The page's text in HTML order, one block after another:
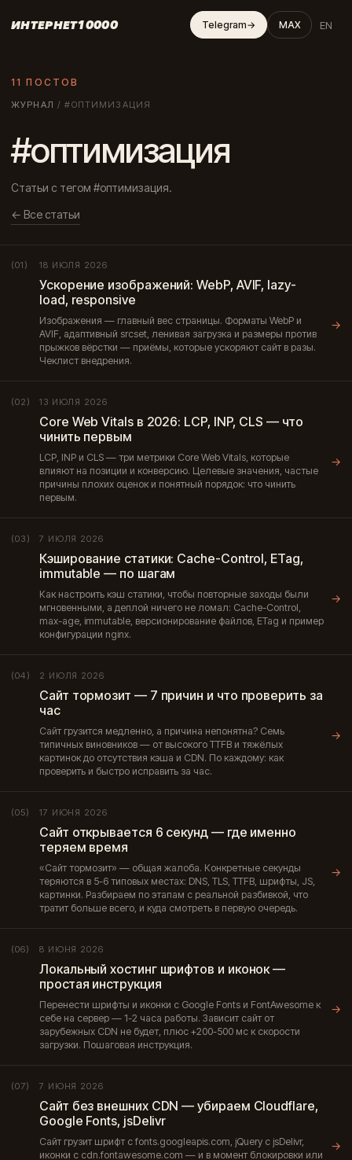
ИНТЕРНЕТ10000 Telegram→ MAX EN
11 ПОСТОВ
ЖУРНАЛ /#ОПТИМИЗАЦИЯ
#оптимизация
Статьи с тегом #оптимизация.
← Все статьи
(01) 18 ИЮЛЯ 2026
Ускорение изображений: WebP, AVIF, lazy-
load, responsive
Изображения — главный вес страницы. Форматы WebP и
AVIF, адаптивный srcset, ленивая загрузка и размеры против
прыжков вёрстки — приёмы, которые ускоряют сайт в разы.
Чеклист внедрения.
→
(02) 13 ИЮЛЯ 2026
Core Web Vitals в 2026: LCP, INP, CLS — что
чинить первым
LCP, INP и CLS — три метрики Core Web Vitals, которые
влияют на позиции и конверсию. Целевые значения, частые
причины плохих оценок и понятный порядок: что чинить
первым.
→
(03) 7 ИЮЛЯ 2026
Кэширование статики: Cache-Control, ETag,
immutable — по шагам
Как настроить кэш статики, чтобы повторные заходы были
мгновенными, а деплой ничего не ломал: Cache-Control,
max-age, immutable, версионирование файлов, ETag и пример
конфигурации nginx.
→
(04) 2 ИЮЛЯ 2026
Сайт тормозит — 7 причин и что проверить за
час
Сайт грузится медленно, а причина непонятна? Семь
типичных виновников — от высокого TTFB и тяжёлых
картинок до отсутствия кэша и CDN. По каждому: как
проверить и быстро исправить за час.
→
(05) 17 ИЮНЯ 2026
Сайт открывается 6 секунд — где именно
теряем время
«Сайт тормозит» — общая жалоба. Конкретные секунды
теряются в 5-6 типовых местах: DNS, TLS, TTFB, шрифты, JS,
картинки. Разбираем по этапам с реальной разбивкой, что
тратит больше всего, и куда смотреть в первую очередь.
→
(06) 8 ИЮНЯ 2026
Локальный хостинг шрифтов и иконок —
простая инструкция
Перенести шрифты и иконки с Google Fonts и FontAwesome к
себе на сервер — 1-2 часа работы. Зависит сайт от
зарубежных CDN не будет, плюс +200-500 мс к скорости
загрузки. Пошаговая инструкция.
→
(07) 7 ИЮНЯ 2026
Сайт без внешних CDN — убираем Cloudflare,
Google Fonts, jsDelivr
Сайт грузит шрифт с fonts.googleapis.com, jQuery с jsDelivr,
иконки с cdn.fontawesome.com — и в момент блокировки или
→